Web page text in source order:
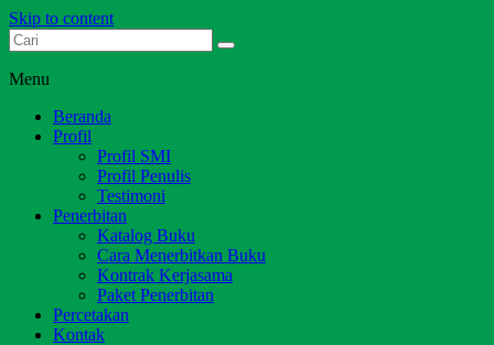
Skip to content
Dari Jambi untuk Indonesia
Menu
Beranda
Profil
Profil SMI
Profil Penulis
Testimoni
Penerbitan
Katalog Buku
Cara Menerbitkan Buku
Kontrak Kerjasama
Paket Penerbitan
Percetakan
Kontak